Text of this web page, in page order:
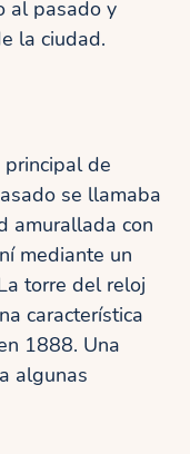
al pasado y
la ciudad.
de
se llamaba
amurallada con
mediante un
torre del reloj
característica
1888. Una
algunas